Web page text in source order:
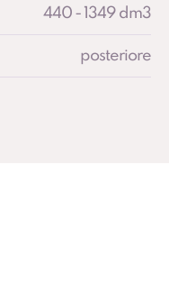
440 - 1349 dm3
posteriore